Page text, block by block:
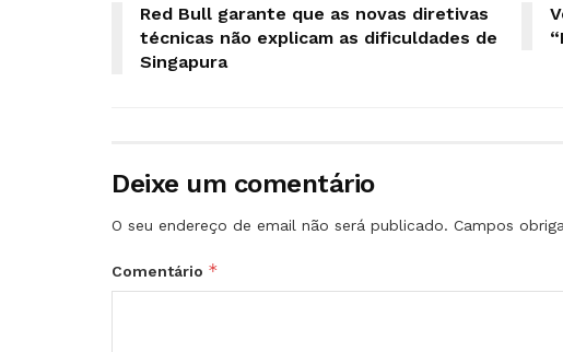
Red Bull garante que as novas diretivas
técnicas não explicam as dificuldades de
Singapura
Deixe um comentário
O seu endereço de email não será publicado. Campos
Comentário *